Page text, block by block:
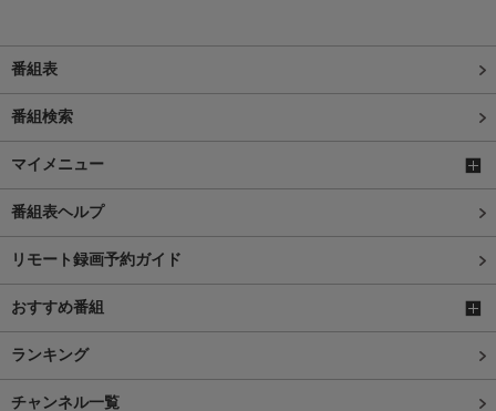
番組表
番組検索
マイメニュー
番組表ヘルプ
リモート録画予約ガイド
おすすめ番組
ランキング
チャンネル一覧